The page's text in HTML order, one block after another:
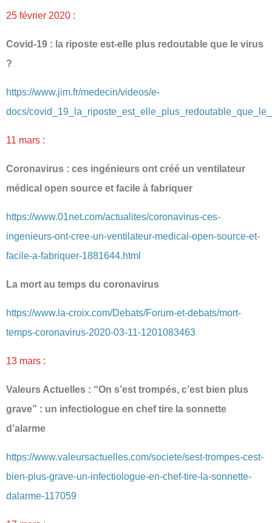
25 février 2020 :
Covid-19 : la riposte est-elle plus redoutable que le virus
?
https://www.jim.fr/medecin/videos/e-
docs/
11 mars :
Coronavirus : ces ingénieurs ont créé un ventilateur
médical open source et facile à fabriquer
https://www.01net.com/actualites/coronavirus-ces-
ingenieurs-ont-cree-un-ventilateur-medical-open-source-et-
facile-a-fabriquer-1881644.html
La mort au temps du coronavirus
https://www.la-croix.com/Debats/Forum-et-debats/mort-
temps-coronavirus-2020-03-11-1201083463
13 mars :
Valeurs Actuelles : “On s’est trompés, c’est bien plus
grave” : un infectiologue en chef tire la sonnette
d’alarme
https://www.valeursactuelles.com/societe/sest-trompes-cest-
bien-plus-grave-un-infectiologue-en-chef-tire-la-sonnette-
dalarme-117059